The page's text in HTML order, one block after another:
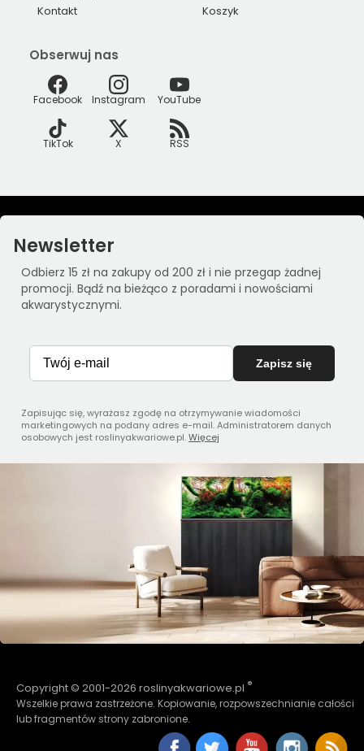
Kontakt
Koszyk
Obserwuj nas
Facebook Instagram YouTube
TikTok X RSS
Newsletter
Odbierz 15 zł na zakupy od 200 zł i nie przegap żadnej
promocji. Bądź na bieżąco z poradami i nowościami
akwarystycznymi.
Zapisz się
Zapisując się, wyrażasz zgodę na otrzymywanie wiadomości
marketingowych na podany adres e-mail. Administratorem danych
osobowych jest roslinyakwariowe.pl.Więcej
Copyright © 2001-2026 roslinyakwariowe.pl ®
Wszelkie prawa zastrzeżone. Kopiowanie, rozpowszechnianie całości
lub fragmentów strony zabronione.